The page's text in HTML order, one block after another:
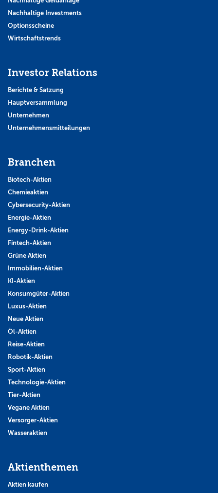
Nachhaltige Investments
Optionsscheine
Wirtschaftstrends
Investor Relations
Berichte & Satzung
Hauptversammlung
Unternehmen
Unternehmensmitteilungen
Branchen
Biotech-Aktien
Chemieaktien
Cybersecurity-Aktien
Energie-Aktien
Energy-Drink-Aktien
Fintech-Aktien
Grüne Aktien
Immobilien-Aktien
KI-Aktien
Konsumgüter-Aktien
Luxus-Aktien
Neue Aktien
Öl-Aktien
Reise-Aktien
Robotik-Aktien
Sport-Aktien
Technologie-Aktien
Tier-Aktien
Vegane Aktien
Versorger-Aktien
Wasseraktien
Aktienthemen
Aktien kaufen